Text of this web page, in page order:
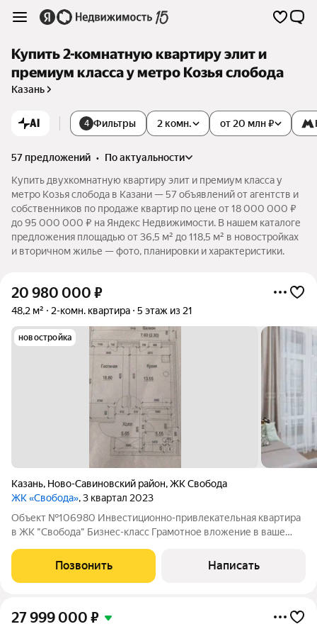
Купить 2-комнатную квартиру элит и
премиум класса у метро Козья слобода
Казань
AI 4 Фильтры 2 комн. от 20 млн ₽
57 предложений •
по актуальности
Купить двухкомнатную квартиру элит и премиум класса у
метро Козья слобода в Казани — 57 объявлений от агентств и
собственников по продаже квартир по цене от 18 000 000 ₽
до 95 000 000 ₽ на Яндекс Недвижимости. В нашем каталоге
предложения площадью от 36,5 м² до 118,5 м² в новостройках
и вторичном жилье — фото, планировки и характеристики.
20 980 000 ₽
48,2 м² 2-комн. квартира 5 этаж из 21
новостройка
Казань, Ново-Савиновский район,ЖК Свобода
ЖК «Свобода», 3 квартал 2023
Объект №106980 Инвестиционно-привлекательная квартира
в ЖК "Свобода" Бизнес-класс Грамотное вложение в ваше
инвестиционный актив в одном из самых ликвидных районов
Казани - Ново-Савиновский - центр
Позвонить Написать
27 999 000 ₽